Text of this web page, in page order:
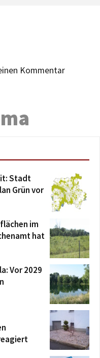
Kommentar
Stadt
Grün vor
im
hat
Vor 2029